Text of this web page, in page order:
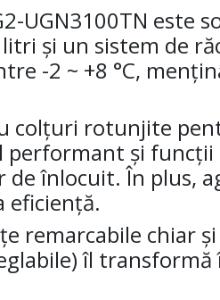
UGN3100TN este
și un sistem de
-2 ~ +8 °C,
colțuri rotunjite
și
înlocuit. În plus,
eficiență.
remarcabile chiar
îl